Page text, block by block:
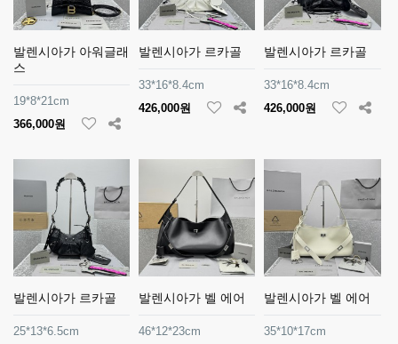
발렌시아가 아워글래
스
19*8*21cm
366,000원
발렌시아가 르카골
33*16*8.4cm
426,000원
발렌시아가 르카골
33*16*8.4cm
426,000원
발렌시아가 르카골
25*13*6.5cm
발렌시아가 벨 에어
46*12*23cm
발렌시아가 벨 에어
35*10*17cm